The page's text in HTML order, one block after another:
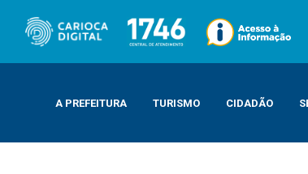
A PREFEITURA TURISMO CIDADÃO